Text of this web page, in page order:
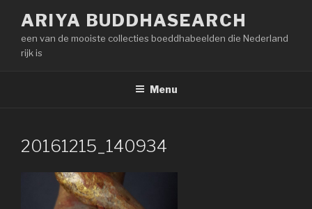
inhoud
springen
ARIYA BUDDHASEARCH
een van de mooiste collecties boeddhabeelden die Nederland
rijk is
Menu
20161215_140934